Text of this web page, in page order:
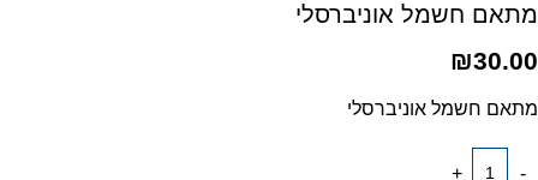
מתאם חשמל אוניברסלי
₪30.00
מתאם חשמל אוניברסלי